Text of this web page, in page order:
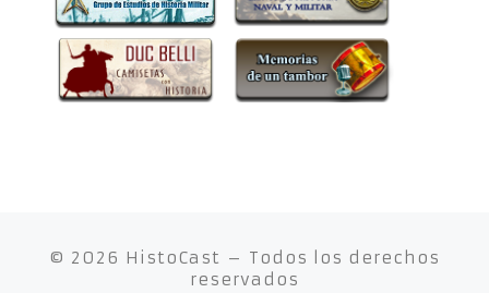
© 2026 HistoCast – Todos los derechos
reservados